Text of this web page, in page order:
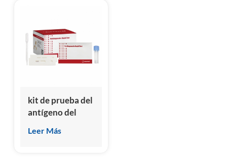
kit de prueba del
antígeno del
canino (CPV)
Leer Más